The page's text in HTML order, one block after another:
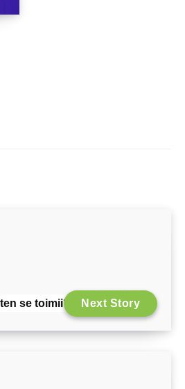
se toimii? Next Story